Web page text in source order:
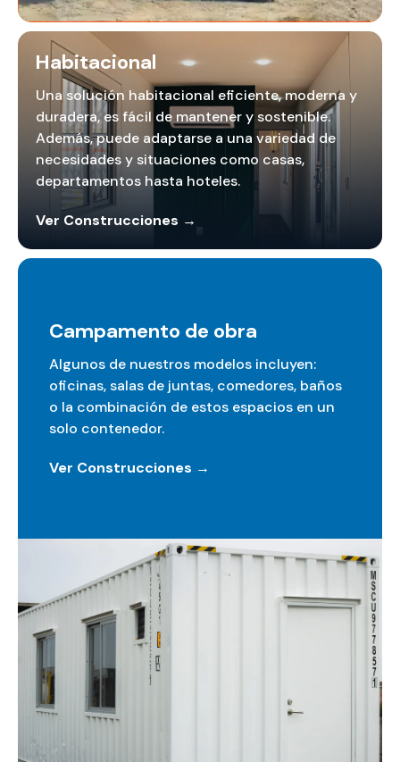
Habitacional
Una solución habitacional eficiente, moderna y
duradera, es fácil de mantener y sostenible.
Además, puede adaptarse a una variedad de
necesidades y situaciones como casas,
departamentos hasta hoteles.
Ver Construcciones →
Campamento de obra
Algunos de nuestros modelos incluyen:
oficinas, salas de juntas, comedores, baños
o la combinación de estos espacios en un
solo contenedor.
Ver Construcciones →